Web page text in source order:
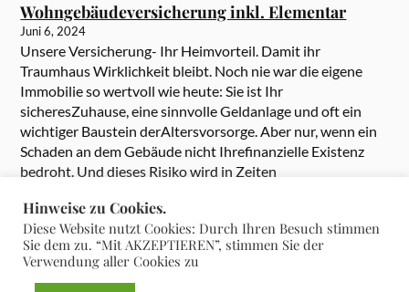
Wohngebäudeversicherung inkl. Elementar
Juni 6, 2024
Unsere Versicherung- Ihr Heimvorteil. Damit ihr
Traumhaus Wirklichkeit bleibt. Noch nie war die eigene
Immobilie so wertvoll wie heute: Sie ist Ihr
sicheresZuhause, eine sinnvolle Geldanlage und oft ein
wichtiger Baustein derAltersvorsorge. Aber nur, wenn ein
Schaden an dem Gebäude nicht Ihrefinanzielle Existenz
bedroht. Und dieses Risiko wird in Zeiten
PRÄSENTIERT VON
Hinweise zu Cookies.
Diese Website nutzt Cookies: Durch Ihren Besuch stimmen
Sie dem zu. “Mit AKZEPTIEREN”, stimmen Sie der
Verwendung aller Cookies zu